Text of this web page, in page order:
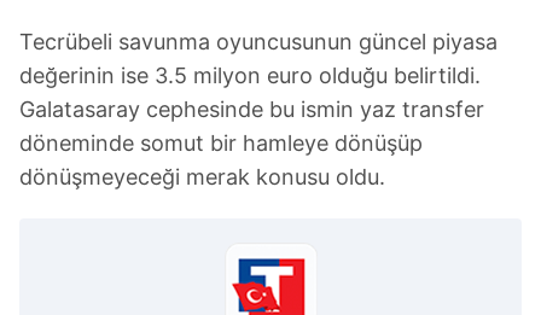
Tecrübeli savunma oyuncusunun güncel piyasa
değerinin ise 3.5 milyon euro olduğu belirtildi.
Galatasaray cephesinde bu ismin yaz transfer
döneminde somut bir hamleye dönüşüp
dönüşmeyeceği merak konusu oldu.